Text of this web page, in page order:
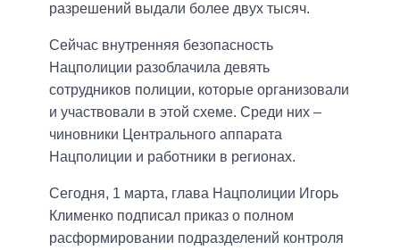
разрешений выдали более двух тысяч.
Сейчас внутренняя безопасность
Нацполиции разоблачила девять
сотрудников полиции, которые организовали
и участвовали в этой схеме. Среди них –
чиновники Центрального аппарата
Нацполиции и работники в регионах.
Сегодня, 1 марта, глава Нацполиции Игорь
Клименко подписал приказ о полном
расформировании подразделений контроля